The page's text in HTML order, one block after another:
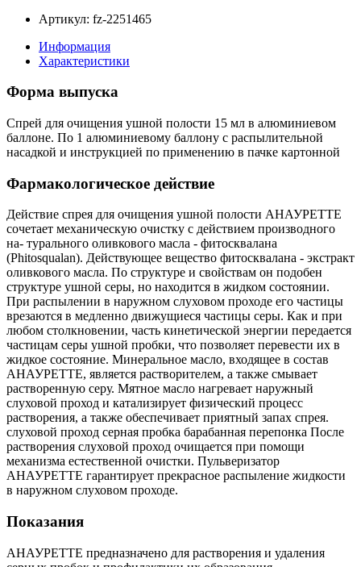
Артикул: fz-2251465
Информация
Характеристики
Форма выпуска
Спрей для очищения ушной полости 15 мл в алюминиевом
баллоне. По 1 алюминиевому баллону с распылительной
насадкой и инструкцией по применению в пачке картонной
Фармакологическое действие
Действие спрея для очищения ушной полости АНАУРЕТТЕ
сочетает механическую очистку с действием производного
на- турального оливкового масла - фитосквалана
(Phitosqualan). Действующее вещество фитосквалана - экстракт
оливкового масла. По структуре и свойствам он подобен
структуре ушной серы, но находится в жидком состоянии.
При распылении в наружном слуховом проходе его частицы
врезаются в медленно движущиеся частицы серы. Как и при
любом столкновении, часть кинетической энергии передается
частицам серы ушной пробки, что позволяет перевести их в
жидкое состояние. Минеральное масло, входящее в состав
АНАУРЕТТЕ, является растворителем, а также смывает
растворенную серу. Мятное масло нагревает наружный
слуховой проход и катализирует физический процесс
растворения, а также обеспечивает приятный запах спрея.
слуховой проход серная пробка барабанная перепонка После
растворения слуховой проход очищается при помощи
механизма естественной очистки. Пульверизатор
АНАУРЕТТЕ гарантирует прекрасное распыление жидкости
в наружном слуховом проходе.
Показания
АНАУРЕТТЕ предназначено для растворения и удаления